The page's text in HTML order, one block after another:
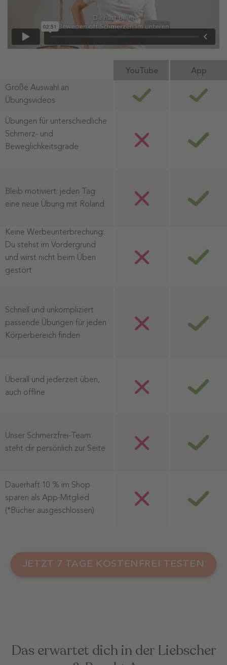
YouTube App
Große Auswahl an
Übungsvideos
Übungen für unterschiedliche
Schmerz- und
Beweglichkeitsgrade
Bleib motiviert: jeden Tag
eine neue Übung mit Roland
Keine Werbeunterbrechung:
Du stehst im Vordergrund
und wirst nicht beim Üben
gestört
Schnell und unkompliziert
passende Übungen für jeden
Körperbereich finden
Überall und jederzeit üben,
auch offline
Unser Schmerzfrei-Team
steht dir persönlich zur Seite
Dauerhaft 10 % im Shop
sparen als App-Mitglied
(*Bücher ausgeschlossen)
JETZT 7 TAGE KOSTENFREI TESTEN
Das erwartet dich in der Liebscher